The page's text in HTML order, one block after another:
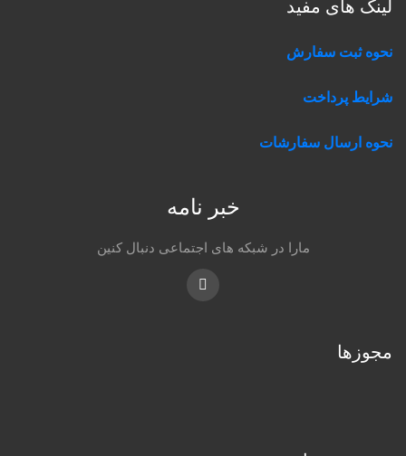
لینک های مفید
نحوه ثبت سفارش
شرایط پرداخت
نحوه ارسال سفارشات
خبر نامه
مارا در شبکه های اجتماعی دنبال کنین
Instagram
مجوزها